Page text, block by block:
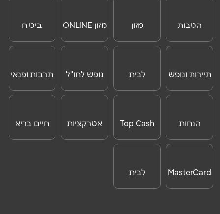
אנא חזרו אלי בקשר ל...
הודעה*
הטבות
לנוסעים
מזון מזון ONLINE
ביטוח
נסיעות לחו"ל
תיירות ונופש
לבית
ONLINE
נופש לחו"ל תרבות ופנאי
הנחות
לאטרקציות
Top Cash אטרקציות חיים בריא
MasterCard
Day
לבית